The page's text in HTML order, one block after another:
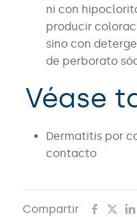
ni con
producir
sino con
de perborato
Véase
Dermatitis por
contacto
Compartir